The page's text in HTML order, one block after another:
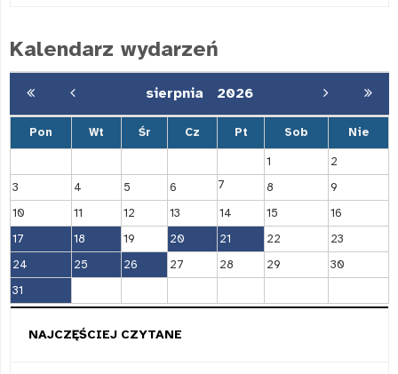
Kalendarz wydarzeń
sierpnia 2026
Pon Wt Śr Cz Pt Sob Nie
1
2
3
4 5 6 7 8
9
10
11 12 13 14 15
16
17
18 19 20 21 22
23
24
25 26 27 28 29
30
31
NAJCZĘŚCIEJ CZYTANE